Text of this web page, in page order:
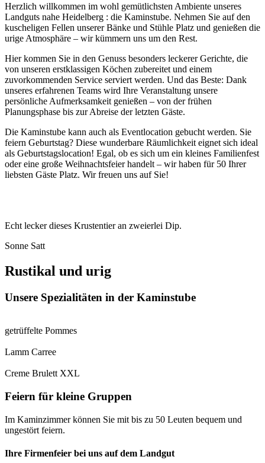
Herzlich willkommen im wohl gemütlichsten Ambiente unseres
Landguts nahe Heidelberg : die Kaminstube. Nehmen Sie auf den
kuscheligen Fellen unserer Bänke und Stühle Platz und genießen die
urige Atmosphäre – wir kümmern uns um den Rest.
Hier kommen Sie in den Genuss besonders leckerer Gerichte, die
von unseren erstklassigen Köchen zubereitet und einem
zuvorkommenden Service serviert werden. Und das Beste: Dank
unseres erfahrenen Teams wird Ihre Veranstaltung unsere
persönliche Aufmerksamkeit genießen – von der frühen
Planungsphase bis zur Abreise der letzten Gäste.
Die Kaminstube kann auch als Eventlocation gebucht werden. Sie
feiern Geburtstag? Diese wunderbare Räumlichkeit eignet sich ideal
als Geburtstagslocation! Egal, ob es sich um ein kleines Familienfest
oder eine große Weihnachtsfeier handelt – wir haben für 50 Ihrer
liebsten Gäste Platz. Wir freuen uns auf Sie!
Echt lecker dieses Krustentier an zweierlei Dip.
Sonne Satt
Rustikal und urig
Unsere Spezialitäten in der Kaminstube
getrüffelte Pommes
Lamm Carree
Creme Brulett XXL
Feiern für kleine Gruppen
Im Kaminzimmer können Sie mit bis zu 50 Leuten bequem und
ungestört feiern.
Ihre Firmenfeier bei uns auf dem Landgut